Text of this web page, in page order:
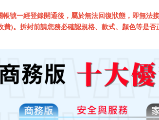
號一經登錄開通後，屬於無法回復狀態，即無法
)。拆封前請您務必確認規格、款式、顏色等是否